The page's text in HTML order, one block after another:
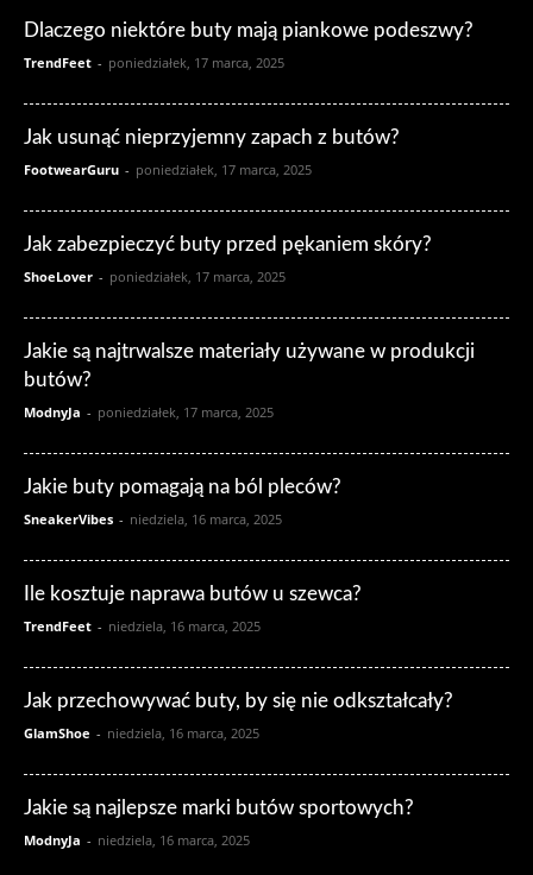
Dlaczego niektóre buty mają piankowe podeszwy?
TrendFeet - poniedziałek, 17 marca, 2025
Jak usunąć nieprzyjemny zapach z butów?
FootwearGuru - poniedziałek, 17 marca, 2025
Jak zabezpieczyć buty przed pękaniem skóry?
ShoeLover - poniedziałek, 17 marca, 2025
Jakie są najtrwalsze materiały używane w produkcji
butów?
ModnyJa - poniedziałek, 17 marca, 2025
Jakie buty pomagają na ból pleców?
SneakerVibes - niedziela, 16 marca, 2025
Ile kosztuje naprawa butów u szewca?
TrendFeet - niedziela, 16 marca, 2025
Jak przechowywać buty, by się nie odkształcały?
GlamShoe - niedziela, 16 marca, 2025
Jakie są najlepsze marki butów sportowych?
ModnyJa - niedziela, 16 marca, 2025